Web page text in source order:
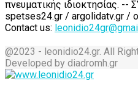
πνευματικής ιδιοκτησίας.
spetses24.gr / argolidatv.gr /
Contact us:
@2023 - leonidio24.gr. All
Developed by diadromh.gr